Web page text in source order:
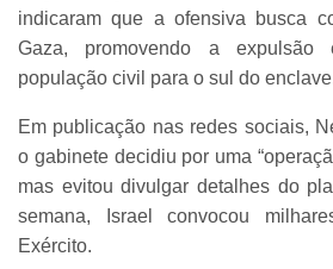
indicaram que a ofensiva busca
Gaza, promovendo a expulsão
população civil para o sul do
Em publicação nas redes sociais,
o gabinete decidiu por uma
mas evitou divulgar detalhes do
semana, Israel convocou
Exército.